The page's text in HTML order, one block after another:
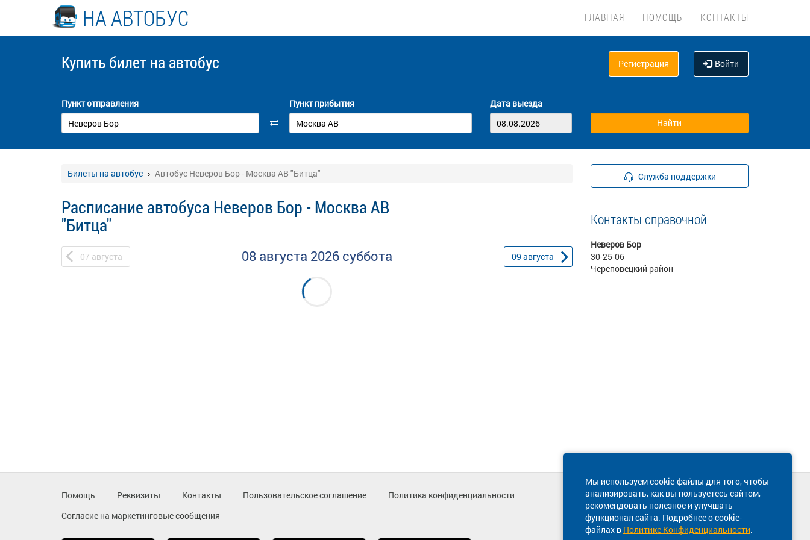
НА АВТОБУС ГЛАВНАЯ ПОМОЩЬ КОНТАКТЫ
Купить билет на автобус Регистрация Войти
Пункт отправления Пункт прибытия Дата выезда
Билеты на автобус Автобус Неверов Бор - Москва АВ "Битца"
Расписание автобуса Неверов Бор - Москва АВ
"Битца"
07 августа 08 августа 2026 суббота 09 августа
Служба поддержки
Контакты справочной
Неверов Бор
30-25-06
Череповецкий район
Мы используем cookie-файлы для того, чтобы
анализировать, как вы пользуетесь сайтом,
рекомендовать полезное и улучшать
функционал сайта. Подробнее о cookie-
файлах в Политике Конфиденциальности.
Помощь Реквизиты Контакты Пользовательское соглашение
Политика конфиденциальности
Согласие на маркетинговые сообщения
Техническая поддержка сайта
8 800 600-03-38